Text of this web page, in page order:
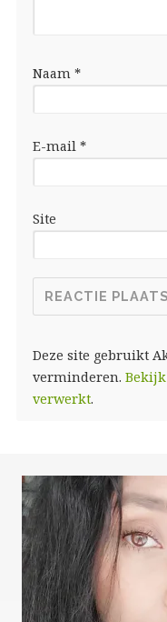
Naam *
E-mail *
Site
Deze site gebruikt
verminderen.
verwerkt.